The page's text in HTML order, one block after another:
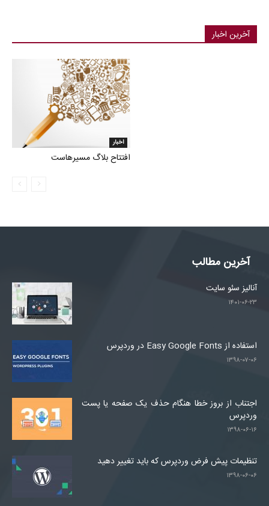
آخرین اخبار
اخبار
افتتاح بلاگ مسیرهاست
آخرین مطالب
آنالیز سئو سایت
۱۴۰۱-۰۶-۲۳
استفاده از Easy Google Fonts در وردپرس
۱۳۹۸-۰۷-۰۶
اجتناب از بروز خطا هنگام حذف یک صفحه یا پست
وردپرس
۱۳۹۸-۰۶-۱۶
تنظیمات پیش فرض وردپرس که باید تغییر دهید
۱۳۹۸-۰۶-۰۶